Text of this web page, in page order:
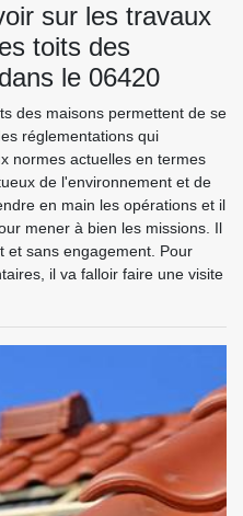
sur les travaux
toits des
le 06420
des maisons permettent de se
réglementations qui
normes actuelles en termes
de l'environnement et de
en main les opérations et il
mener à bien les missions. Il
et sans engagement. Pour
il va falloir faire une visite